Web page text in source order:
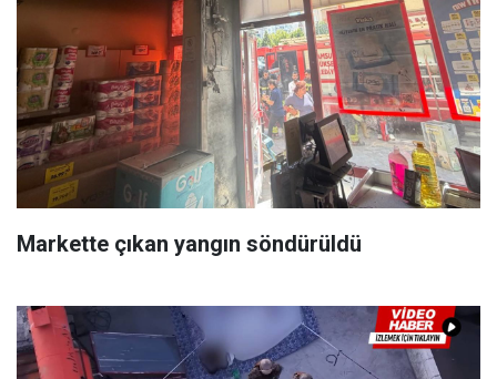
Markette çıkan yangın söndürüldü